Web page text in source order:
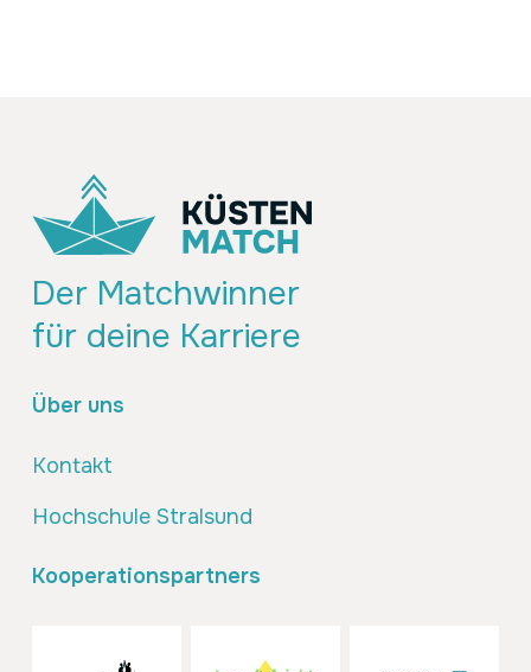
Der Matchwinner
für deine Karriere
Über uns
Kontakt
Hochschule Stralsund
Kooperationspartners